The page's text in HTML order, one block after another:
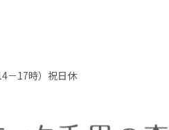
－17時）祝日休